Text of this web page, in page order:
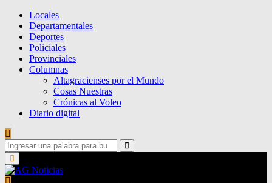
Locales
Departamentales
Deportes
Policiales
Provinciales
Columnas
Altagracienses por el Mundo
Cosas Nuestras
Crónicas al Voleo
Diario digital
Search
for:
Search
Primary
Menu